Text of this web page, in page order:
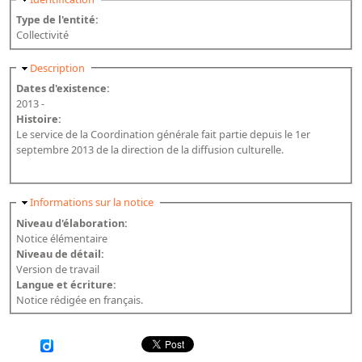
France
Dictionnaire de la BnF
Dictionnaire BnF : recherche avancée
Dictionnaire BnF : index
Dictionnaire des fonds spéciaux et des principales collections et
L'histoire de la BnF en objets
Explorer
Organigrammes de la bibliothèque
Rapports d'activité de la Bibliothèque
Répertoire
Type de l'entité:
Collectivité
Masquer
Description
Dates d'existence:
2013 -
Histoire:
Le service de la Coordination générale fait partie depuis le 1er
septembre 2013 de la direction de la diffusion culturelle.
Masquer
Informations sur la notice
Niveau d'élaboration:
Notice élémentaire
Niveau de détail:
Version de travail
Langue et écriture:
Notice rédigée en français.